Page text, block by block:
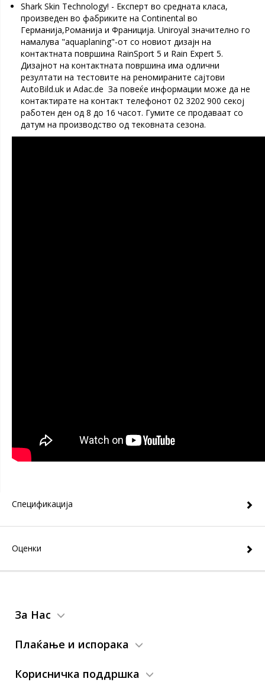
Shark Skin Technology! - Експерт во средната класа,
произведен во фабриките на Continental во
Германија,Романија и Франиција. Uniroyal значително го
намалува "aquaplaning"-от со новиот дизајн на
контактната површина RainSport 5 и Rain Expert 5.
Дизајнот на контактната површина има одлични
резултати на тестовите на реномираните сајтови
AutoBild.uk и Adac.de За повеќе информации може да не
контактирате на контакт телефонот 02 3202 900 секој
работен ден од 8 до 16 часот. Гумите се продаваат со
датум на производство од тековната сезона.
Спецификација
Оценки
За Нас
Плаќање и испорака
Корисничка поддршка